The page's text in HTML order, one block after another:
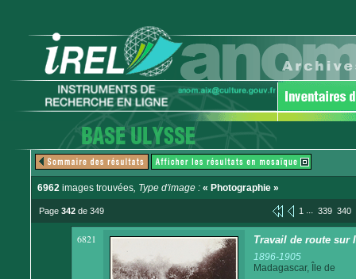
6962 images trouvées, Type d'image : « Photographie »
Page 342 de 349 1 ... 339 340
6821 Travail de route sur
1896-1905
Madagascar, Île de